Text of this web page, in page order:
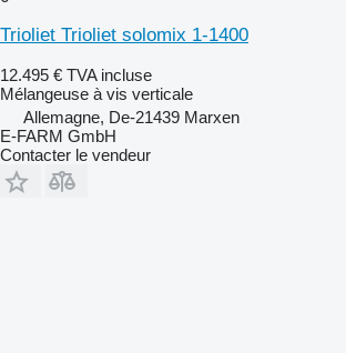
Trioliet Trioliet solomix 1-1400
12.495 € TVA incluse
Mélangeuse à vis verticale
Allemagne, De-21439 Marxen
E-FARM GmbH
Contacter le vendeur